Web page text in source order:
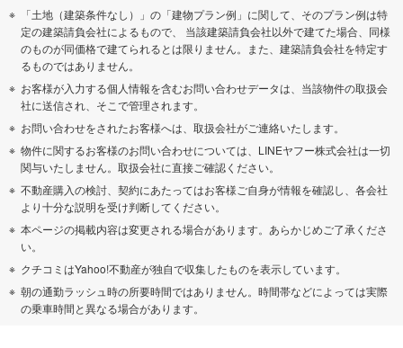
「土地（建築条件なし）」の「建物プラン例」に関して、そのプラン例は特
定の建築請負会社によるもので、 当該建築請負会社以外で建てた場合、同様
のものが同価格で建てられるとは限りません。また、建築請負会社を特定す
るものではありません。
お客様が入力する個人情報を含むお問い合わせデータは、当該物件の取扱会
社に送信され、そこで管理されます。
お問い合わせをされたお客様へは、取扱会社がご連絡いたします。
物件に関するお客様のお問い合わせについては、LINEヤフー株式会社は一切
関与いたしません。取扱会社に直接ご確認ください。
不動産購入の検討、契約にあたってはお客様ご自身が情報を確認し、各会社
より十分な説明を受け判断してください。
本ページの掲載内容は変更される場合があります。あらかじめご了承くださ
い。
クチコミはYahoo!不動産が独自で収集したものを表示しています。
朝の通勤ラッシュ時の所要時間ではありません。時間帯などによっては実際
の乗車時間と異なる場合があります。